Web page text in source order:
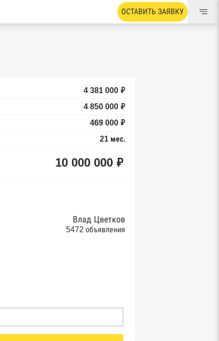
ОСТАВИТЬ ЗАЯВКУ
4 381 000 ₽
4 850 000 ₽
469 000 ₽
21 мес.
10 000 000 ₽
Влад Цветков
5472 объявления